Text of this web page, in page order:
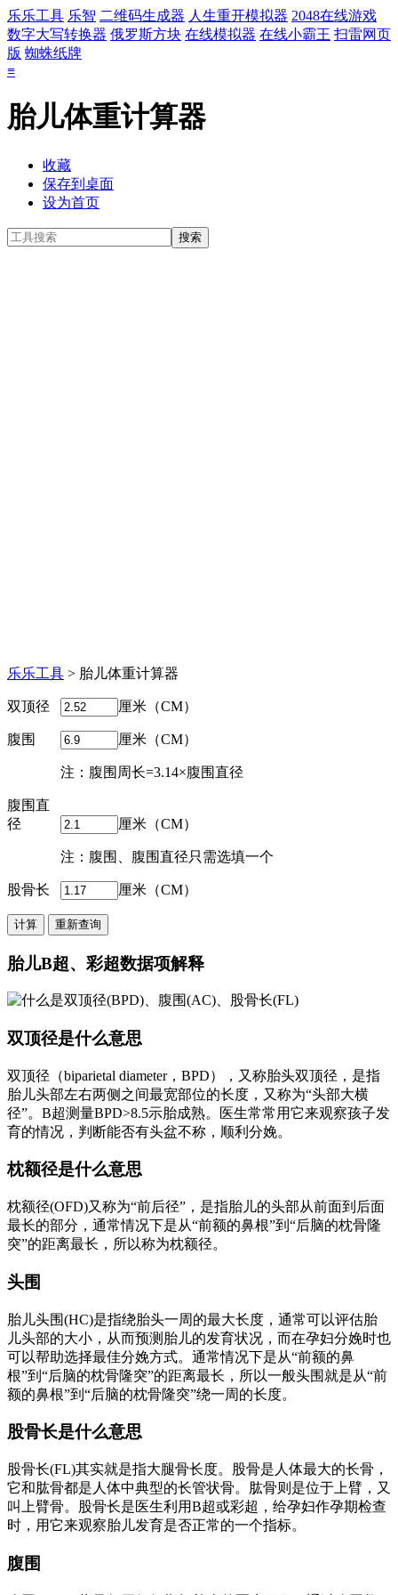
乐乐工具 乐智 二维码生成器 人生重开模拟器 2048在线游戏
数字大写转换器 俄罗斯方块 在线模拟器 在线小霸王 扫雷网页
版 蜘蛛纸牌
≡
胎儿体重计算器
收藏
保存到桌面
设为首页
乐乐工具 > 胎儿体重计算器
双顶径 厘米（CM）
腹围 厘米（CM）
注：腹围周长=3.14×腹围直径
腹围直
径
厘米（CM）
注：腹围、腹围直径只需选填一个
股骨长 厘米（CM）
胎儿B超、彩超数据项解释
双顶径是什么意思
双顶径（biparietal diameter，BPD），又称胎头双顶径，是指
胎儿头部左右两侧之间最宽部位的长度，又称为“头部大横
径”。B超测量BPD>8.5示胎成熟。医生常常用它来观察孩子发
育的情况，判断能否有头盆不称，顺利分娩。
枕额径是什么意思
枕额径(OFD)又称为“前后径”，是指胎儿的头部从前面到后面
最长的部分，通常情况下是从“前额的鼻根”到“后脑的枕骨隆
突”的距离最长，所以称为枕额径。
头围
胎儿头围(HC)是指绕胎头一周的最大长度，通常可以评估胎
儿头部的大小，从而预测胎儿的发育状况，而在孕妇分娩时也
可以帮助选择最佳分娩方式。通常情况下是从“前额的鼻
根”到“后脑的枕骨隆突”的距离最长，所以一般头围就是从“前
额的鼻根”到“后脑的枕骨隆突”绕一周的长度。
股骨长是什么意思
股骨长(FL)其实就是指大腿骨长度。股骨是人体最大的长骨，
它和肱骨都是人体中典型的长管状骨。肱骨则是位于上臂，又
叫上臂骨。股骨长是医生利用B超或彩超，给孕妇作孕期检查
时，用它来观察胎儿发育是否正常的一个指标。
腹围